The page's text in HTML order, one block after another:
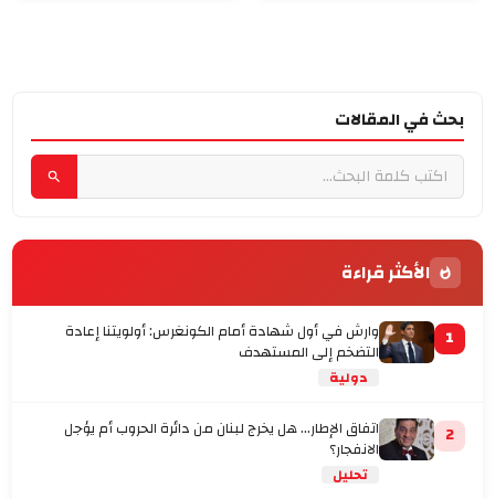
بحث في المقالات
الأكثر قراءة
1 وارش في أول شهادة أمام الكونغرس: أولويتنا إعادة
التضخم إلى المستهدف
دولية
2 اتفاق الإطار... هل يخرج لبنان من دائرة الحروب أم يؤجل
الانفجار؟
تحليل